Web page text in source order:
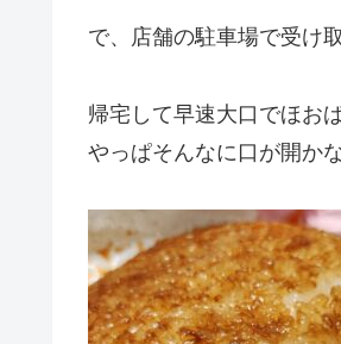
で、店舗の駐車場で受け
帰宅して早速大口でほお
やっぱそんなに口が開かな